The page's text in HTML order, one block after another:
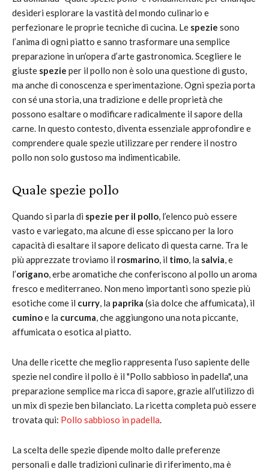
desideri esplorare la vastità del mondo culinario e
perfezionare le proprie tecniche di cucina. Le spezie sono
l’anima di ogni piatto e sanno trasformare una semplice
preparazione in un’opera d’arte gastronomica. Scegliere le
giuste spezie per il pollo non è solo una questione di gusto,
ma anche di conoscenza e sperimentazione. Ogni spezia porta
con sé una storia, una tradizione e delle proprietà che
possono esaltare o modificare radicalmente il sapore della
carne. In questo contesto, diventa essenziale approfondire e
comprendere quale spezie utilizzare per rendere il nostro
pollo non solo gustoso ma indimenticabile.
Quale spezie pollo
Quando si parla di spezie per il pollo, l’elenco può essere
vasto e variegato, ma alcune di esse spiccano per la loro
capacità di esaltare il sapore delicato di questa carne. Tra le
più apprezzate troviamo il rosmarino, il timo, la salvia, e
l’origano, erbe aromatiche che conferiscono al pollo un aroma
fresco e mediterraneo. Non meno importanti sono spezie più
esotiche come il curry, la paprika (sia dolce che affumicata), il
cuminoe la curcuma, che aggiungono una nota piccante,
affumicata o esotica al piatto.
Una delle ricette che meglio rappresenta l’uso sapiente delle
spezie nel condire il pollo è il "Pollo sabbioso in padella", una
preparazione semplice ma ricca di sapore, grazie all’utilizzo di
un mix di spezie ben bilanciato. La ricetta completa può essere
trovata qui: Pollo sabbioso in padella.
La scelta delle spezie dipende molto dalle preferenze
personali e dalle tradizioni culinarie di riferimento, ma è